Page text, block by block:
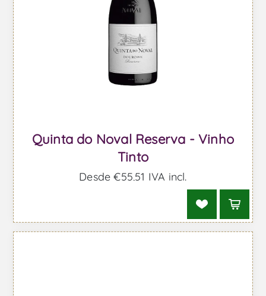
Quinta do Noval Reserva - Vinho
Tinto
Desde €55,51 IVA incl.